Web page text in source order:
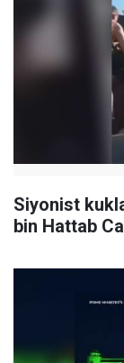
Siyonist
bin Hattab